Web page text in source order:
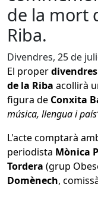
de la mort
Riba.
Divendres, 25 de
El proper
de la Riba acollirà
figura de Conxita
música, llengua i
L'acte comptarà
periodista Mònica
Tordera (grup
Domènech,